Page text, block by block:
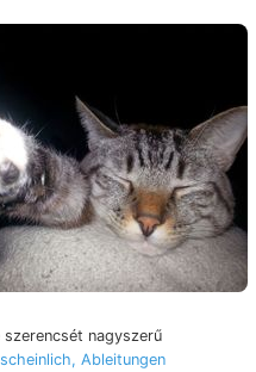
nagyszerű
Ableitungen